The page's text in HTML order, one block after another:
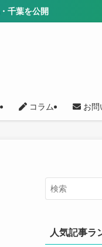
コラム お問
人気記事ラ